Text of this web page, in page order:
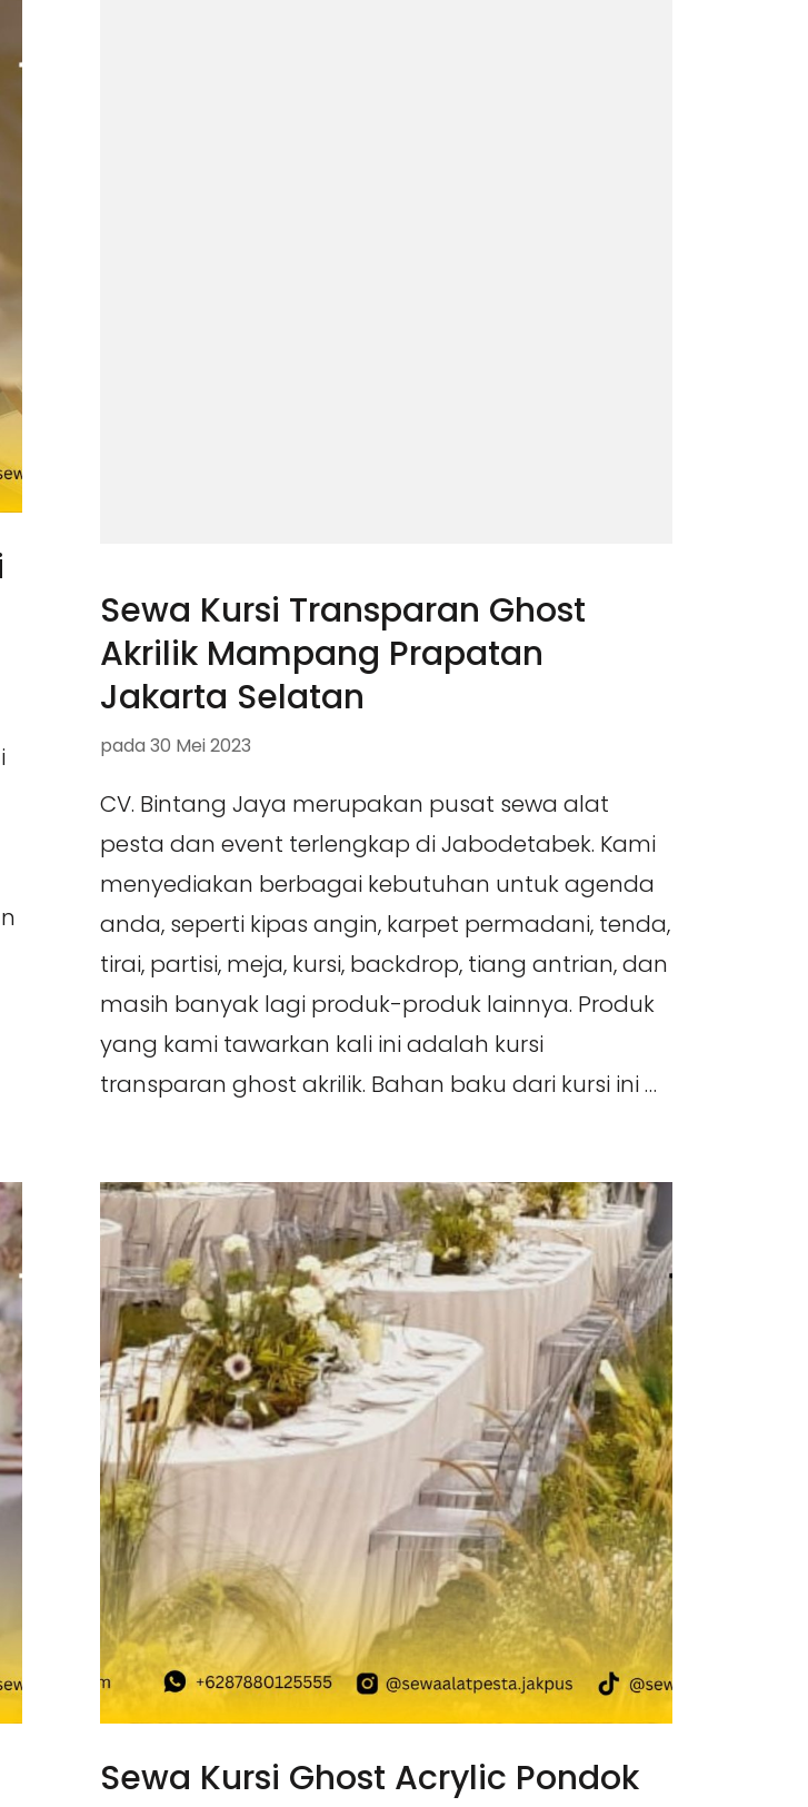
Sewa Kursi Transparan Ghost
Akrilik Mampang Prapatan
Jakarta Selatan
pada 30 Mei 2023
CV. Bintang Jaya merupakan pusat sewa alat
pesta dan event terlengkap di Jabodetabek. Kami
menyediakan berbagai kebutuhan untuk agenda
anda, seperti kipas angin, karpet permadani, tenda,
tirai, partisi, meja, kursi, backdrop, tiang antrian, dan
masih banyak lagi produk-produk lainnya. Produk
yang kami tawarkan kali ini adalah kursi
transparan ghost akrilik. Bahan baku dari kursi ini …
Sewa Kursi Ghost Acrylic Pondok